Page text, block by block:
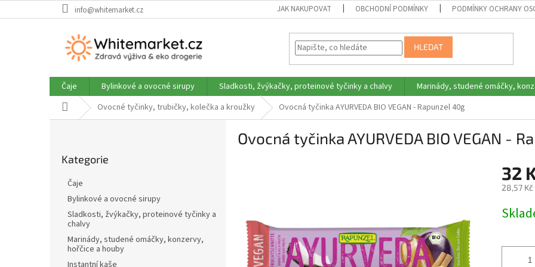
na
info@whitemarket.cz JAK NAKUPOVAT OBCHODNÍ PODMÍNKY PODMÍNKY OCHRANY
HLEDAT
Čaje Bylinkové a ovocné sirupy Sladkosti, žvýkačky, proteinové tyčinky a chalvy Marinády, studené omáčky,
Domů Ovocné tyčinky, trubičky, kolečka a kroužky Ovocná tyčinka AYURVEDA BIO VEGAN - Rapunzel 40g
kategorie
Kategorie
Čaje
Bylinkové a ovocné sirupy
Sladkosti, žvýkačky, proteinové tyčinky a
chalvy
Marinády, studené omáčky, konzervy,
hořčice a houby
Instantní kaše
Ovocná tyčinka AYURVEDA BIO VEGAN -
32
28,57 Kč
cena: